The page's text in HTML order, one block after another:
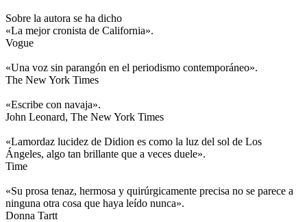
Sobre la autora se ha dicho
«La mejor cronista de California».
Vogue
«Una voz sin parangón en el periodismo contemporáneo».
The New York Times
«Escribe con navaja».
John Leonard, The New York Times
«Lamordaz lucidez de Didion es como la luz del sol de Los
Ángeles, algo tan brillante que a veces duele».
Time
«Su prosa tenaz, hermosa y quirúrgicamente precisa no se parece a
ninguna otra cosa que haya leído nunca».
Donna Tartt